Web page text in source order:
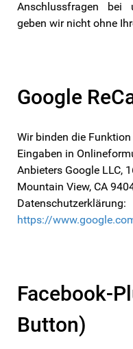
Anschlussfragen bei
geben wir nicht ohne
Google
Wir binden die
Eingaben in
Anbieters Google LLC,
Mountain View, CA
Datenschutzerklärung:
https://
Button)